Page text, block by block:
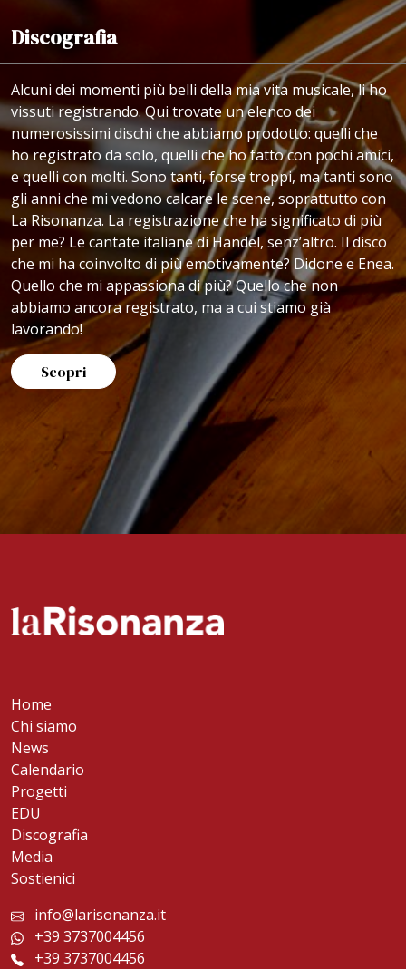
Discografia
Alcuni dei momenti più belli della mia vita musicale, li ho
vissuti registrando. Qui trovate un elenco dei
numerosissimi dischi che abbiamo prodotto: quelli che
ho registrato da solo, quelli che ho fatto con pochi amici,
e quelli con molti. Sono tanti, forse troppi, ma tanti sono
gli anni che mi vedono calcare le scene, soprattutto con
La Risonanza. La registrazione che ha significato di più
per me? Le cantate italiane di Handel, senz’altro. Il disco
che mi ha coinvolto di più emotivamente? Didone e Enea.
Quello che mi appassiona di più? Quello che non
abbiamo ancora registrato, ma a cui stiamo già
lavorando!
Scopri
Home
Chi siamo
News
Calendario
Progetti
EDU
Discografia
Media
Sostienici
info@larisonanza.it
+39 3737004456
+39 3737004456